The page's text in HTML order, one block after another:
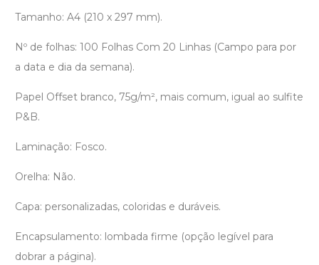
Tamanho: A4 (210 x 297 mm).
Nº de folhas: 100 Folhas Com 20 Linhas (Campo para por
a data e dia da semana).
Papel Offset branco, 75g/m², mais comum, igual ao sulfite
P&B.
Laminação: Fosco.
Orelha: Não.
Capa: personalizadas, coloridas e duráveis.
Encapsulamento: lombada firme (opção legível para
dobrar a página).